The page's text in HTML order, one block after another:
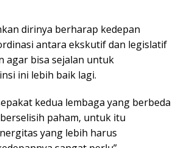
dirinya berharap kedepan
antara ekskutif dan legislatif
agar bisa sejalan untuk
ini lebih baik lagi.
kedua lembaga yang berbeda
paham, untuk itu
yang lebih harus